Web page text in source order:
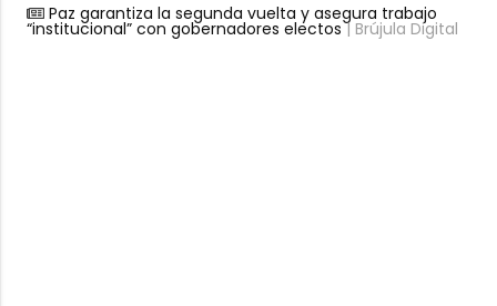
Paz garantiza la segunda vuelta y asegura trabajo
“institucional” con gobernadores electos| Brújula Digital